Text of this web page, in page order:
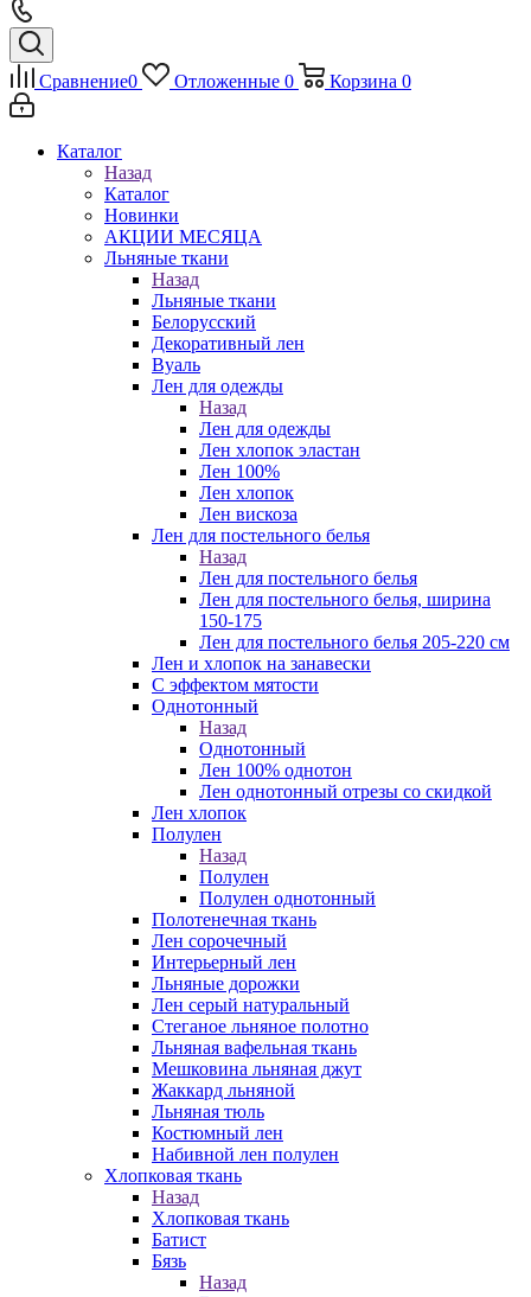
Сравнение0 Отложенные 0 Корзина 0
Каталог
Назад
Каталог
Новинки
АКЦИИ МЕСЯЦА
Льняные ткани
Назад
Льняные ткани
Белорусский
Декоративный лен
Вуаль
Лен для одежды
Назад
Лен для одежды
Лен хлопок эластан
Лен 100%
Лен хлопок
Лен вискоза
Лен для постельного белья
Назад
Лен для постельного белья
Лен для постельного белья, ширина
150-175
Лен для постельного белья 205-220 см
Лен и хлопок на занавески
С эффектом мятости
Однотонный
Назад
Однотонный
Лен 100% однотон
Лен однотонный отрезы со скидкой
Лен хлопок
Полулен
Назад
Полулен
Полулен однотонный
Полотенечная ткань
Лен сорочечный
Интерьерный лен
Льняные дорожки
Лен серый натуральный
Стеганое льняное полотно
Льняная вафельная ткань
Мешковина льняная джут
Жаккард льняной
Льняная тюль
Костюмный лен
Набивной лен полулен
Хлопковая ткань
Назад
Хлопковая ткань
Батист
Бязь
Назад